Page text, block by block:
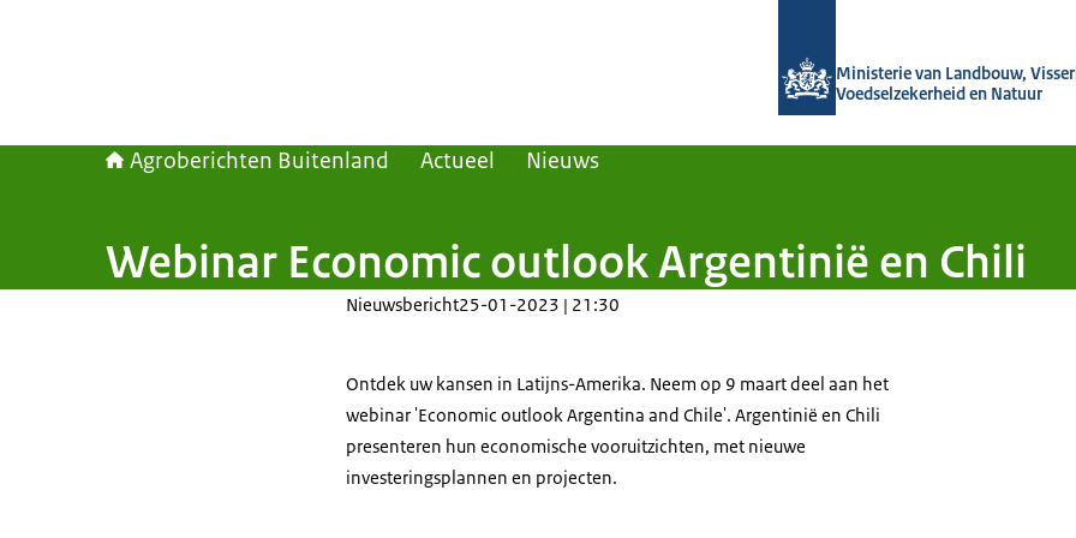
Ministerie van Landbouw,
Voedselzekerheid en Natuur
Agroberichten Buitenland Actueel Nieuws
Webinar Economic outlook Argentinië en Chili
Nieuwsbericht25-01-2023 | 21:30
Ontdek uw kansen in Latijns-Amerika. Neem op 9 maart deel aan het
webinar 'Economic outlook Argentina and Chile'. Argentinië en Chili
presenteren hun economische vooruitzichten, met nieuwe
investeringsplannen en projecten.